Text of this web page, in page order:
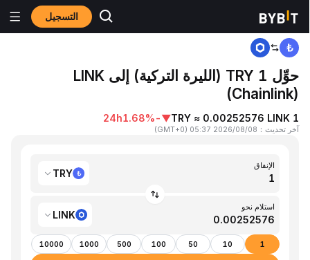
التسجيل المنزٍل TRY to LINK
حوِّل 1 TRY (الليرة التركية) إلى LINK
(Chainlink)
1 TRY ≈ 0.00252576 LINK
▼
-1.68%
24h
آخر تحديث：
2026/08/08 05:37
(
GMT+0
)
الإنفاق
TRY
استلام نحو
LINK
1
10
50
100
500
1000
10000